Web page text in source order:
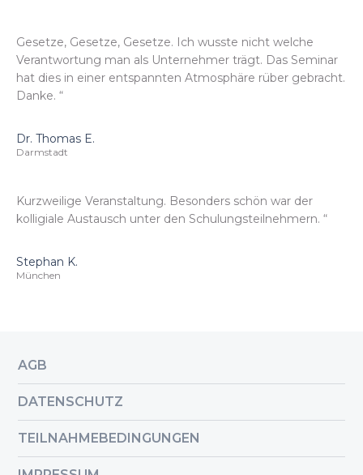
Gesetze, Gesetze, Gesetze. Ich wusste nicht welche
Verantwortung man als Unternehmer trägt. Das Seminar
hat dies in einer entspannten Atmosphäre rüber gebracht.
Danke. “
Dr. Thomas E.
Darmstadt
Kurzweilige Veranstaltung. Besonders schön war der
kolligiale Austausch unter den Schulungsteilnehmern. “
Stephan K.
München
AGB
DATENSCHUTZ
TEILNAHMEBEDINGUNGEN